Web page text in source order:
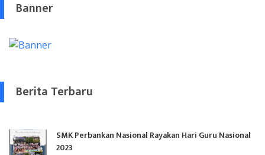
Banner
Berita Terbaru
SMK Perbankan Nasional Rayakan Hari Guru Nasional
2023